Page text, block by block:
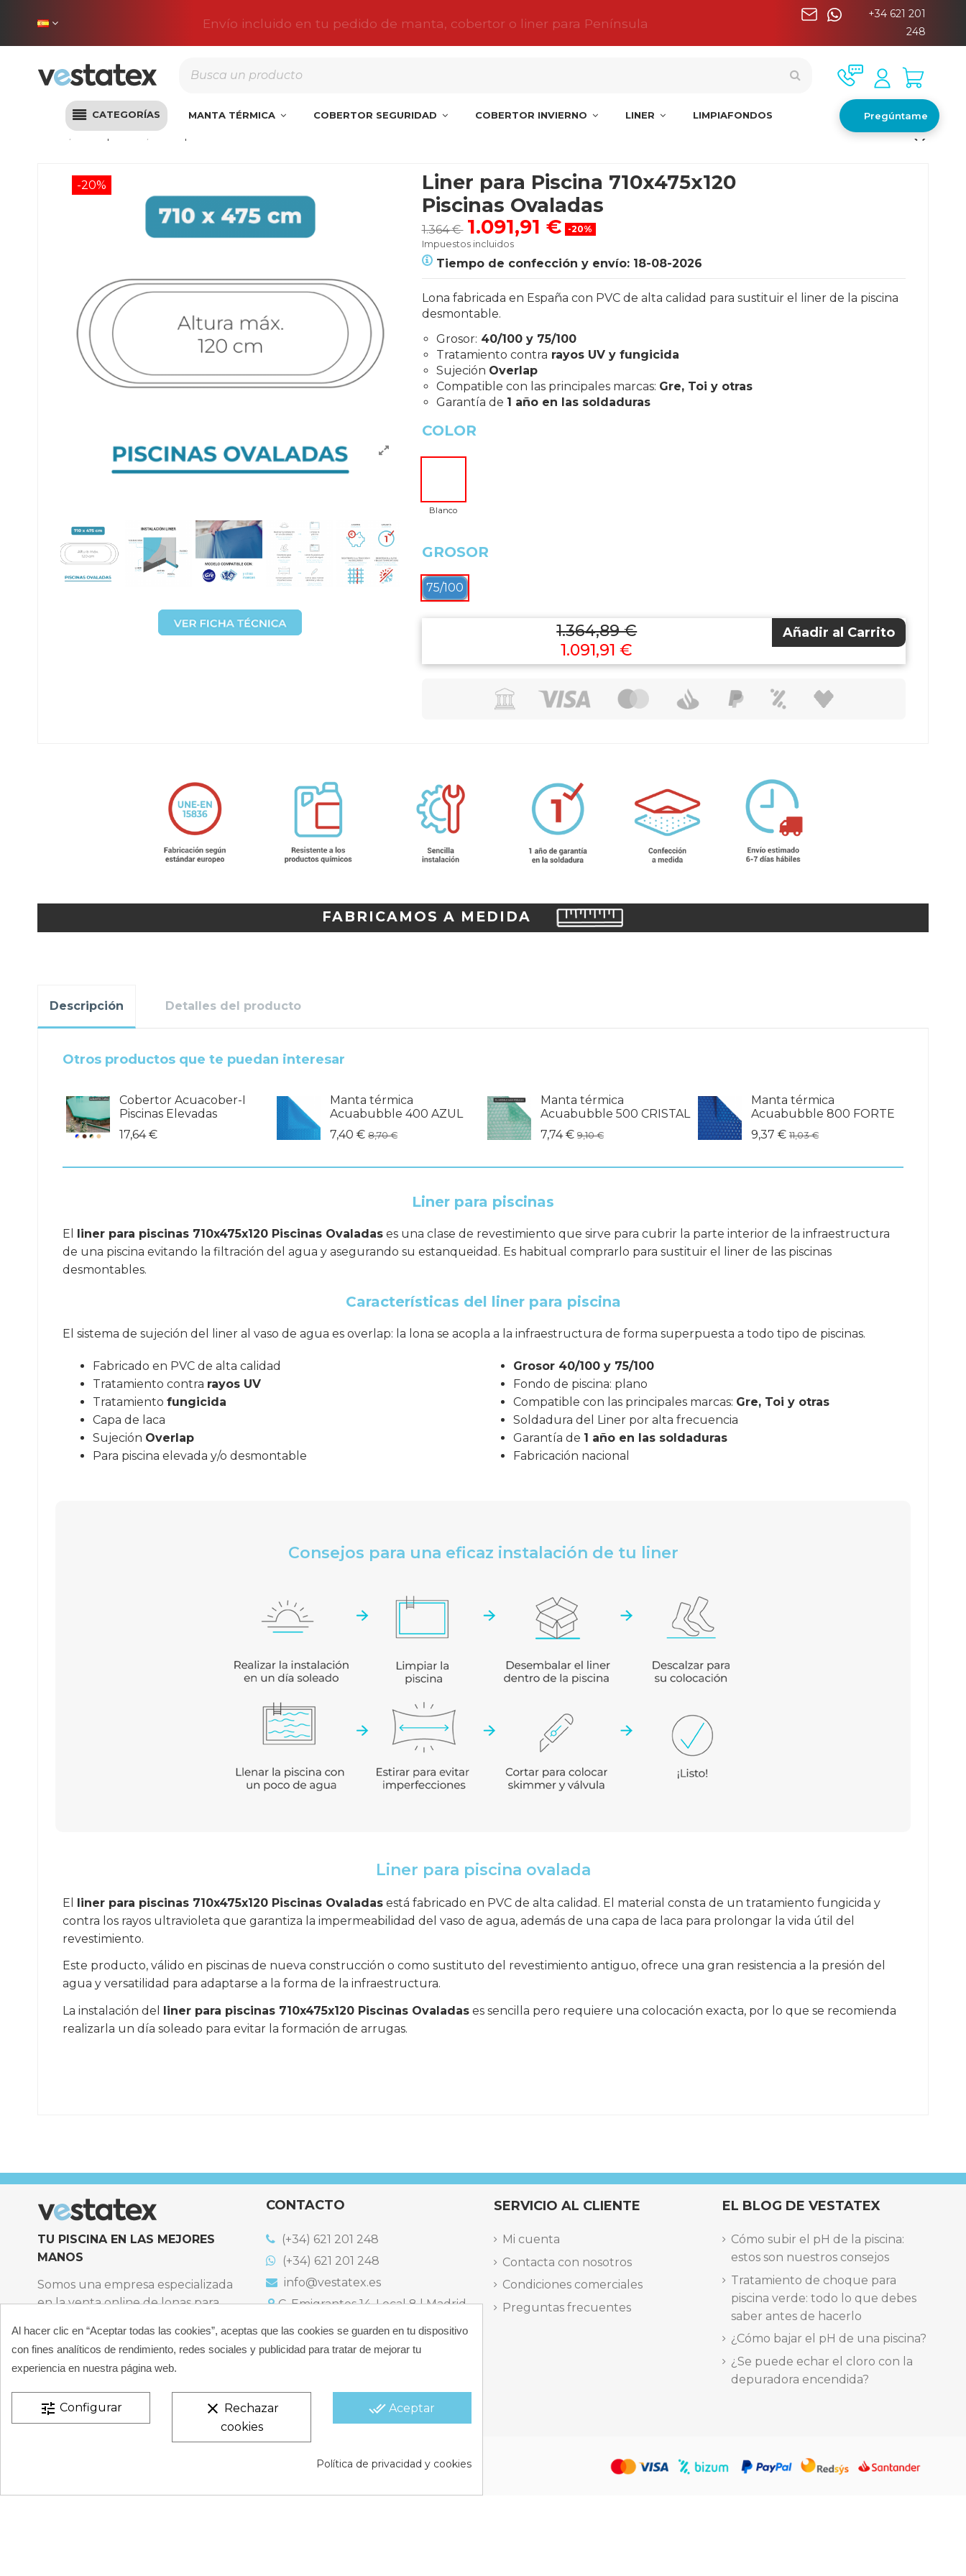
Envío incluido en tu pedido de manta, cobertor o liner para Península
+34 621 201
248
CATEGORÍAS MANTA TÉRMICA COBERTOR SEGURIDAD COBERTOR INVIERNO LINER LIMPIAFONDOS Pregúntame
Liner piscina Liner para Piscina 710x475x120 Piscinas Ovaladas
-20%
Liner para Piscina 710x475x120
Piscinas Ovaladas
1.364 € 1.091,91 €
-20%
Impuestos incluidos
Tiempo de confección y envío: 18-08-2026
Lona fabricada en España con PVC de alta calidad para sustituir el liner de la piscina
desmontable.
Grosor: 40/100 y 75/100
Tratamiento contra rayos UV y fungicida
Sujeción Overlap
Compatible con las principales marcas: Gre, Toi y otras
Garantía de 1 año en las soldaduras
COLOR
Blanco
GROSOR
75/100
1.364,89 €
1.091,91 €
Añadir al Carrito
FABRICAMOS A MEDIDA
Descripción Detalles del producto
Otros productos que te puedan interesar
Cobertor Acuacober-I
Piscinas Elevadas
17,64 €
Manta térmica
Acuabubble 400 AZUL
7,40 € 8,70 €
Manta térmica
Acuabubble 500 CRISTAL
7,74 € 9,10 €
Manta térmica
Acuabubble 800 FORTE
9,37 € 11,03 €
Liner para piscinas
El liner para piscinas 710x475x120 Piscinas Ovaladas es una clase de revestimiento que sirve para cubrir la parte interior de la infraestructura
de una piscina evitando la filtración del agua y asegurando su estanqueidad. Es habitual comprarlo para sustituir el liner de las piscinas
desmontables.
Características del liner para piscina
El sistema de sujeción del liner al vaso de agua es overlap: la lona se acopla a la infraestructura de forma superpuesta a todo tipo de piscinas.
Fabricado en PVC de alta calidad
Tratamiento contra rayos UV
Tratamiento fungicida
Capa de laca
Sujeción Overlap
Para piscina elevada y/o desmontable
Grosor 40/100 y 75/100
Fondo de piscina: plano
Compatible con las principales marcas: Gre, Toi y otras
Soldadura del Liner por alta frecuencia
Garantía de 1 año en las soldaduras
Fabricación nacional
Consejos para una eficaz instalación de tu liner
Liner para piscina ovalada
El liner para piscinas 710x475x120 Piscinas Ovaladas está fabricado en PVC de alta calidad. El material consta de un tratamiento fungicida y
contra los rayos ultravioleta que garantiza la impermeabilidad del vaso de agua, además de una capa de laca para prolongar la vida útil del
revestimiento.
Este producto, válido en piscinas de nueva construcción o como sustituto del revestimiento antiguo, ofrece una gran resistencia a la presión del
agua y versatilidad para adaptarse a la forma de la infraestructura.
La instalación del
liner para piscinas 710x475x120 Piscinas Ovaladas es sencilla pero requiere una colocación exacta, por lo que se recomienda
realizarla un día soleado para evitar la formación de arrugas.
TU PISCINA EN LAS MEJORES
MANOS
Somos una empresa especializada
en la venta online de lonas para
climatización, limpieza y
desinfección para piscinas privadas
particulares.
CONÓCENOS
CONTACTO
(+34) 621 201 248
(+34) 621 201 248
info@vestatex.es
C. Emigrantes 14, Local 8 | Madrid,
Bulevard dels Musics, 11 | Alicante,
España
SERVICIO AL CLIENTE
Mi cuenta
Contacta con nosotros
Condiciones comerciales
Preguntas frecuentes
EL BLOG DE VESTATEX
Cómo subir el pH de la piscina:
estos son nuestros consejos
Tratamiento de choque para
piscina verde: todo lo que debes
saber antes de hacerlo
¿Cómo bajar el pH de una piscina?
¿Se puede echar el cloro con la
depuradora encendida?
Términos y condiciones | Política de Cookies |
Política
Al hacer clic en “Aceptar todas las cookies”, aceptas que las cookies se guarden en tu dispositivo
con fines analíticos de rendimiento, redes sociales y publicidad para tratar de mejorar tu
experiencia en nuestra página web.
done_all Aceptar
clear Rechazar
cookies
tune Configurar
Política de privacidad y cookies